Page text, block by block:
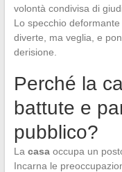
volontà condivisa di
Lo specchio
diverte, ma veglia, e
derisione.
Perché la
battute e
pubblico?
La casaoccupa un
Incarna le